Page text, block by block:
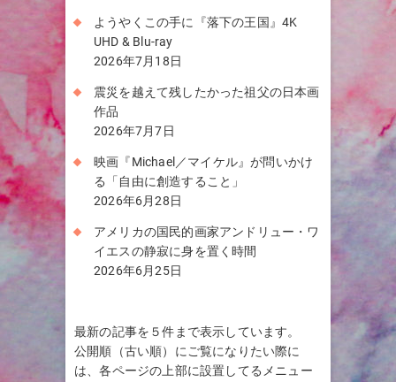
ようやくこの手に『落下の王国』4K
UHD & Blu-ray
2026年7月18日
震災を越えて残したかった祖父の日本画
作品
2026年7月7日
映画『Michael／マイケル』が問いかけ
る「自由に創造すること」
2026年6月28日
アメリカの国民的画家アンドリュー・ワ
イエスの静寂に身を置く時間
2026年6月25日
最新の記事を５件まで表示しています。
公開順（古い順）にご覧になりたい際に
は、各ページの上部に設置してるメニュー